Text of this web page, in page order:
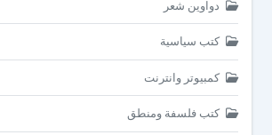
دواوين شعر
كتب سياسية
كمبيوتر وانترنت
كتب فلسفة ومنطق